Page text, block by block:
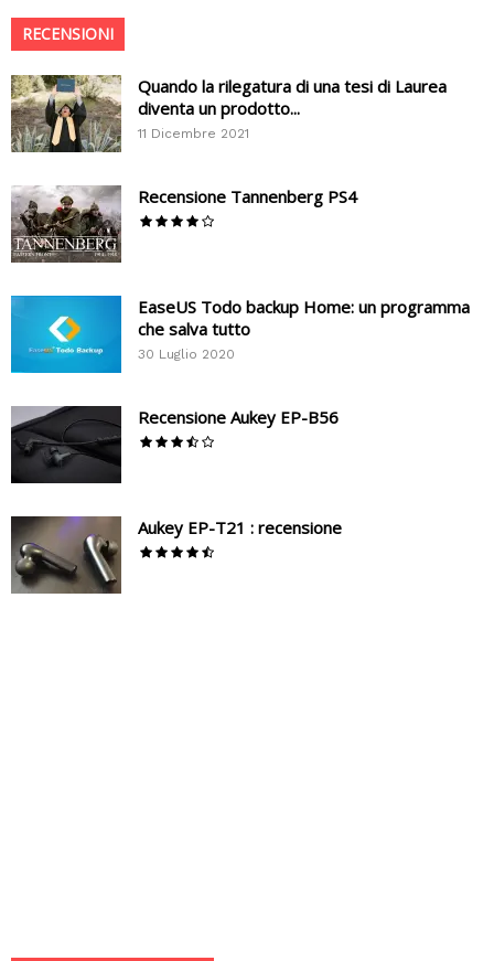
RECENSIONI
Quando la rilegatura di una tesi di Laurea
diventa un prodotto...
11 Dicembre 2021
Recensione Tannenberg PS4
EaseUS Todo backup Home: un programma
che salva tutto
30 Luglio 2020
Recensione Aukey EP-B56
Aukey EP-T21 : recensione